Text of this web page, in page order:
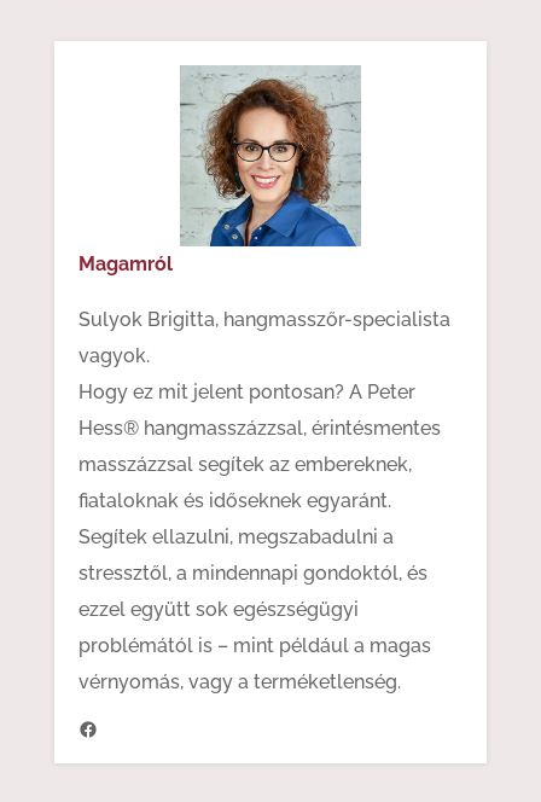
Magamról
Sulyok Brigitta, hangmasszőr-specialista
vagyok.
Hogy ez mit jelent pontosan? A Peter
Hess® hangmasszázzsal, érintésmentes
masszázzsal segítek az embereknek,
fiataloknak és időseknek egyaránt.
Segítek ellazulni, megszabadulni a
stressztől, a mindennapi gondoktól, és
ezzel együtt sok egészségügyi
problémától is – mint például a magas
vérnyomás, vagy a terméketlenség.
https://www.facebook.com/hangenergia